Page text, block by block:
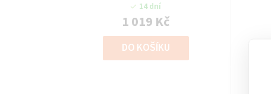
14 dní
1 019 Kč
DO KOŠÍKU